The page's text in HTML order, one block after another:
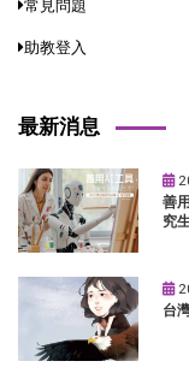
常見問題
助教登入
最新消息
善
究
台